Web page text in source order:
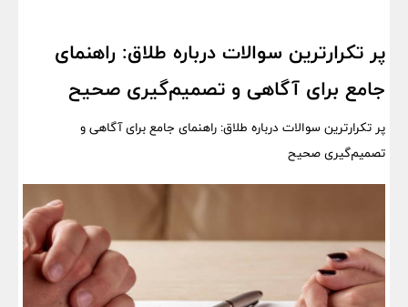
پر تکرارترین سوالات درباره طلاق: راهنمای
جامع برای آگاهی و تصمیم‌گیری صحیح
پر تکرارترین سوالات درباره طلاق: راهنمای جامع برای آگاهی و
تصمیم‌گیری صحیح